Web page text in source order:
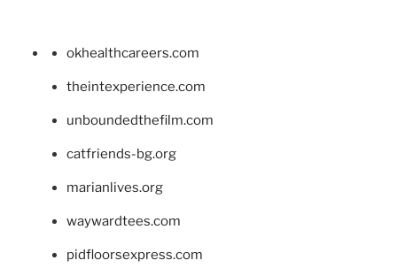
okhealthcareers.com
theintexperience.com
unboundedthefilm.com
catfriends-bg.org
marianlives.org
waywardtees.com
pidfloorsexpress.com